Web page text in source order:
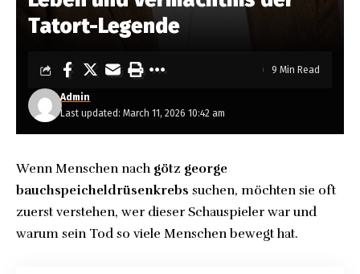
Tatort-Legende
Last updated: March 11, 2026 10:42 am
Admin
9 Min Read
Wenn Menschen nach götz george
bauchspeicheldrüsenkrebs suchen, möchten sie oft
zuerst verstehen, wer dieser Schauspieler war und
warum sein Tod so viele Menschen bewegt hat.